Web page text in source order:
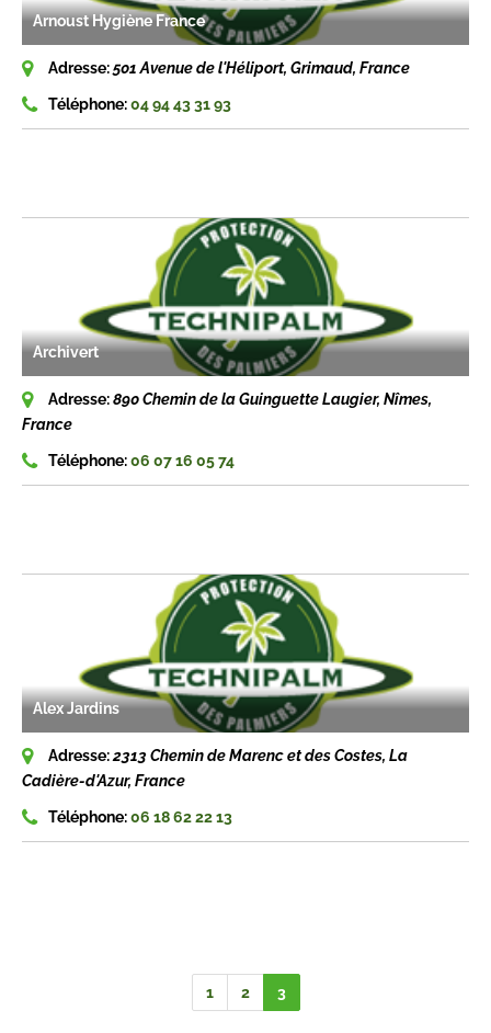
Arnoust Hygiène France
Adresse:501 Avenue de l'Héliport, Grimaud, France
Téléphone:04 94 43 31 93
Archivert
Adresse:890 Chemin de la Guinguette Laugier, Nîmes,
France
Téléphone:06 07 16 05 74
Alex Jardins
Adresse:2313 Chemin de Marenc et des Costes, La
Cadière-d'Azur, France
Téléphone:06 18 62 22 13
1 2 3